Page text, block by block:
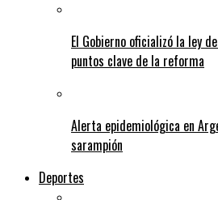
El Gobierno oficializó la ley
puntos clave de la reforma
Alerta epidemiológica en
sarampión
Deportes